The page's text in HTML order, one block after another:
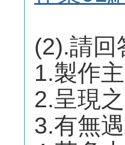
(2).請回
1.製作
2.呈現
3.有無